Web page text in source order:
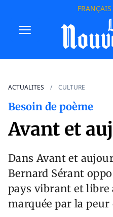
FRANÇAIS
ACTUALITES CULTURE
Besoin de poème
Avant et
Dans Avant et
Bernard Sérant
pays vibrant et libre
marquée par la peur